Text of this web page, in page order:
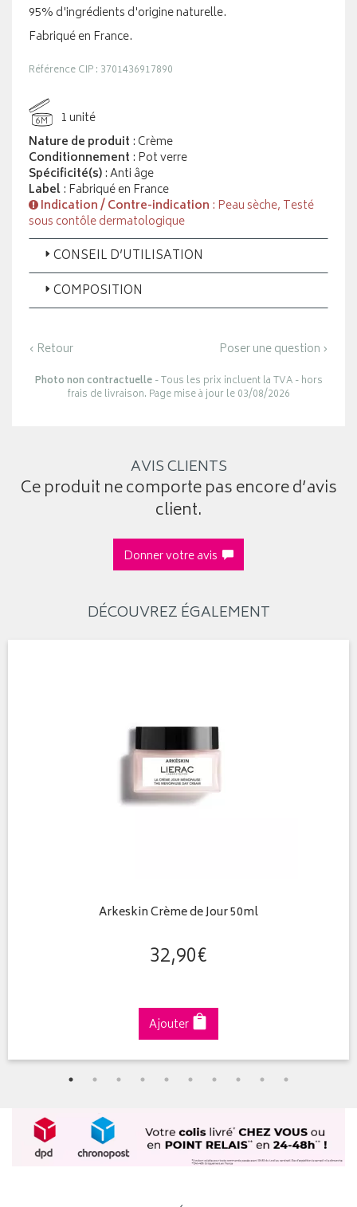
95% d'ingrédients d'origine naturelle.
Fabriqué en France.
Référence CIP : 3701436917890
6M
1 unité
Nature de produit : Crème
Conditionnement : Pot verre
Spécificité(s): Anti âge
Label: Fabriqué en France
Indication / Contre-indication : Peau sèche, Testé
sous contôle dermatologique
CONSEIL D’UTILISATION
COMPOSITION
‹ Retour Poser une question ›
Photo non contractuelle- Tous les prix incluent la TVA - hors
frais de livraison. Page mise à jour le 03/08/2026
AVIS CLIENTS
Ce produit ne comporte pas encore d’avis
client.
Donner votre avis
DÉCOUVREZ ÉGALEMENT
Arkeskin Crème de Jour 50ml
32,90€
Ajouter